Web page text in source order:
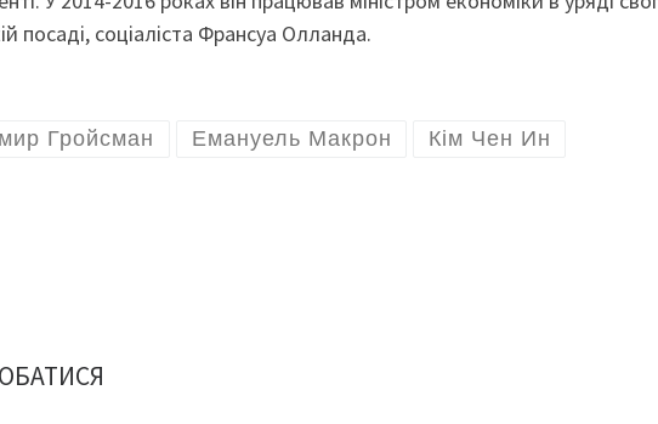
посаді, соціаліста Франсуа Олланда.
Гройсман Емануель Макрон Кім Чен Ин